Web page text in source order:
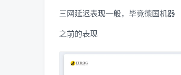
三网延迟表现一般，毕竟德国机器
之前的表现